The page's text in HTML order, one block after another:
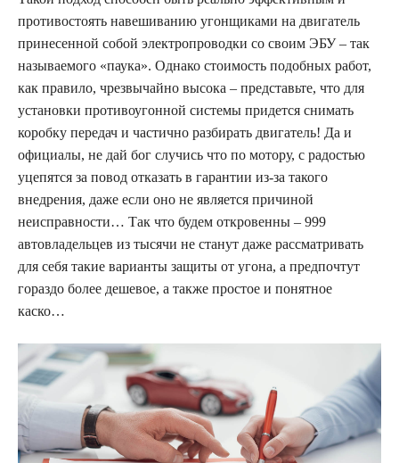
противостоять навешиванию угонщиками на двигатель
принесенной собой электропроводки со своим ЭБУ – так
называемого «паука». Однако стоимость подобных работ,
как правило, чрезвычайно высока – представьте, что для
установки противоугонной системы придется снимать
коробку передач и частично разбирать двигатель! Да и
официалы, не дай бог случись что по мотору, с радостью
уцепятся за повод отказать в гарантии из-за такого
внедрения, даже если оно не является причиной
неисправности… Так что будем откровенны – 999
автовладельцев из тысячи не станут даже рассматривать
для себя такие варианты защиты от угона, а предпочтут
гораздо более дешевое, а также простое и понятное
каско…